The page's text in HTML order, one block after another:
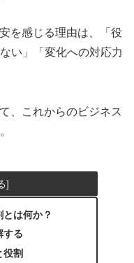
を感じる理由は、「役
い」「変化への対応力
、これからのビジネス
は何か？
する
役割